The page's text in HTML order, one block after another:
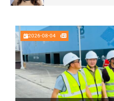
2026-08-04